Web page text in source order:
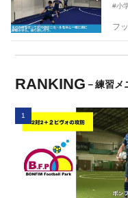
#小
フ
RANKING －練習メ
1